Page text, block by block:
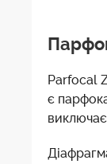
Parfocal
є